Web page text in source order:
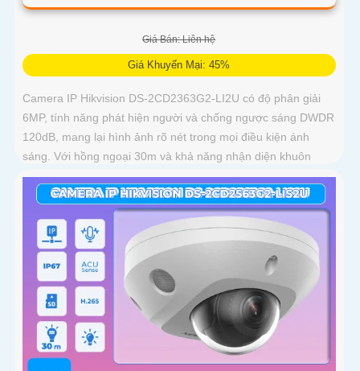
Giá Bán: Liên hệ
Giá Khuyến Mại: 45%
Camera IP Hikvision DS-2CD2363G2-LI2U có độ phân giải
6MP, tính năng phát hiện người và chống ngược sáng DWDR
120dB, mang lại hình ảnh rõ nét trong mọi điều kiện ánh
sáng. Với hồng ngoại 30m và khả năng nhận diện khuôn
mặt, camera hỗ trợ quan sát ban đêm màu sắc tự nhiên, phù
hợp cho công trình